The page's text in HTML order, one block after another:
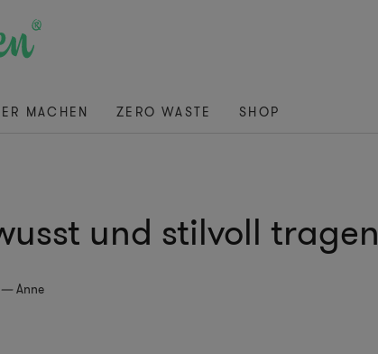
MACHEN ZERO WASTE SHOP
und stilvoll tragen
Anne